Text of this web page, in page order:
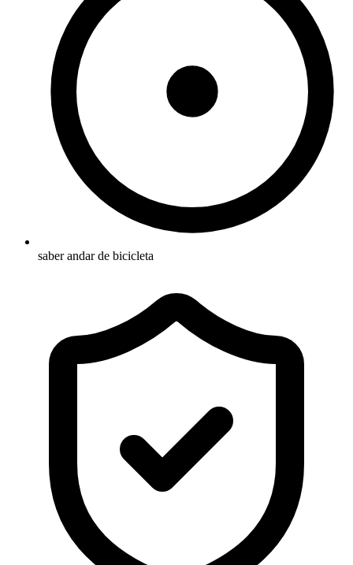
saber andar de bicicleta